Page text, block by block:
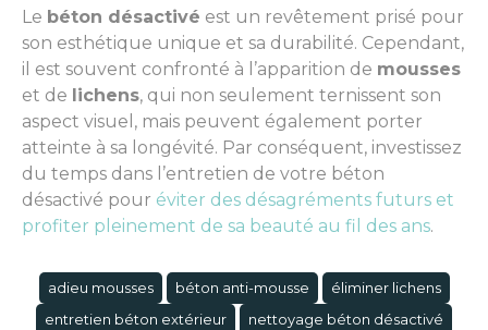
Le béton désactivé est un revêtement prisé pour
son esthétique unique et sa durabilité. Cependant,
il est souvent confronté à l’apparition de mousses
et de lichens, qui non seulement ternissent son
aspect visuel, mais peuvent également porter
atteinte à sa longévité. Par conséquent, investissez
du temps dans l’entretien de votre béton
désactivé pour éviter des désagréments futurs et
profiter pleinement de sa beauté au fil des ans.
adieu mousses béton anti-mousse
éliminer lichens
entretien béton extérieur
nettoyage béton désactivé